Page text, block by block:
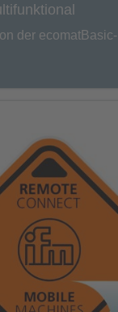
der ecomatBasic-